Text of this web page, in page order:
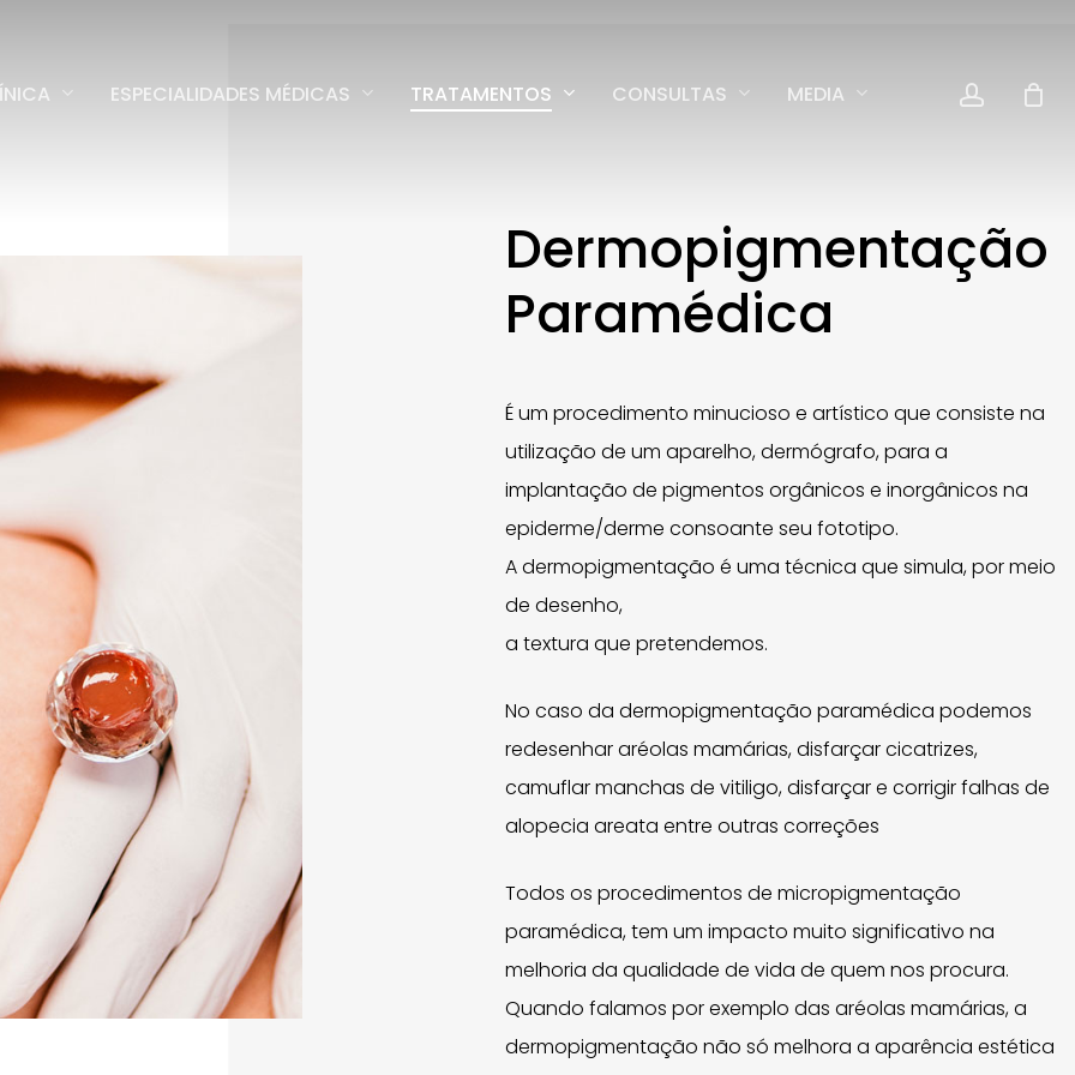
ESPECIALIDADES MÉDICAS TRATAMENTOS CONSULTAS MEDIA
Dermopigmentação
Paramédica
É um procedimento minucioso e artístico que consiste na
utilização de um aparelho, dermógrafo, para a
implantação de pigmentos orgânicos e inorgânicos na
epiderme/derme consoante seu fototipo.
A dermopigmentação é uma técnica que simula, por meio
de desenho,
a textura que pretendemos.
No caso da dermopigmentação paramédica podemos
redesenhar aréolas mamárias, disfarçar cicatrizes,
camuflar manchas de vitiligo, disfarçar e corrigir falhas de
alopecia areata entre outras correções
Todos os procedimentos de micropigmentação
paramédica, tem um impacto muito significativo na
melhoria da qualidade de vida de quem nos procura.
Quando falamos por exemplo das aréolas mamárias, a
dermopigmentação não só melhora a aparência estética